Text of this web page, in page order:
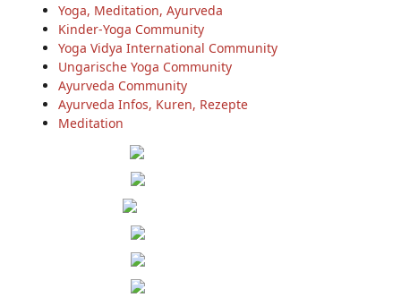
Yoga, Meditation, Ayurveda
Kinder-Yoga Community
Yoga Vidya International Community
Ungarische Yoga Community
Ayurveda Community
Ayurveda Infos, Kuren, Rezepte
Meditation